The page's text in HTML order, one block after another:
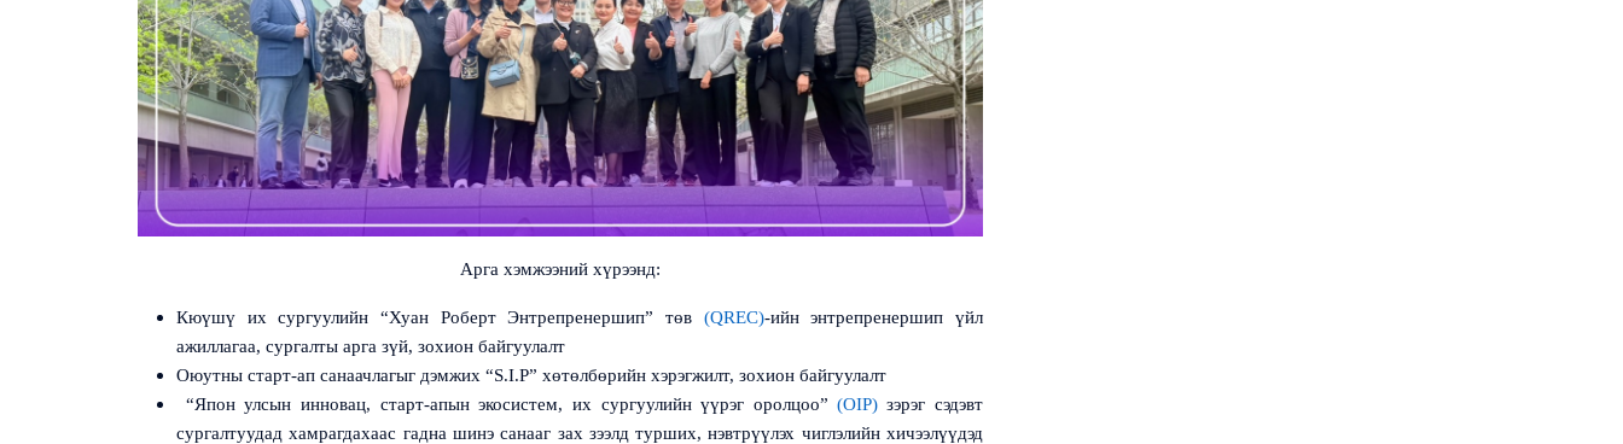
Арга хэмжээний хүрээнд:
Кюүшү их сургуулийн “Хуан Роберт Энтрепренершип” төв (QREC)-ийн энтрепренершип үйл
ажиллагаа, сургалты арга зүй, зохион байгуулалт
Оюутны старт-ап санаачлагыг дэмжих “S.I.P” хөтөлбөрийн хэрэгжилт, зохион байгуулалт
“Япон улсын инновац, старт-апын экосистем, их сургуулийн үүрэг оролцоо” (OIP)зэрэг сэдэвт
сургалтуудад хамрагдахаас гадна шинэ санааг зах зээлд турших, нэвтрүүлэх чиглэлийн хичээлүүдэд